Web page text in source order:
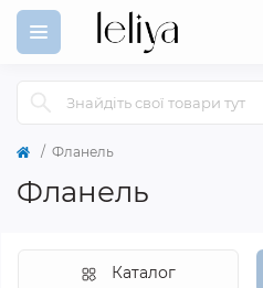
Фланель
Фланель
Каталог